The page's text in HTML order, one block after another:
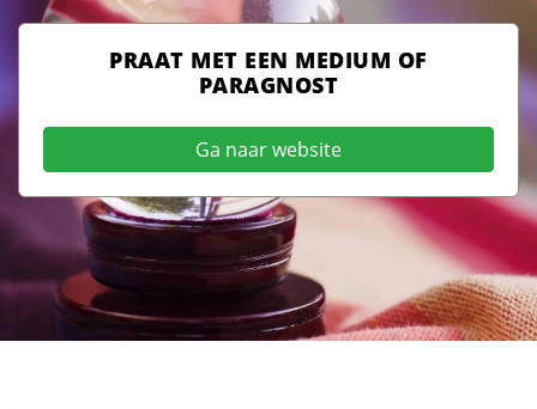
PRAAT MET EEN MEDIUM OF
PARAGNOST
Ga naar website